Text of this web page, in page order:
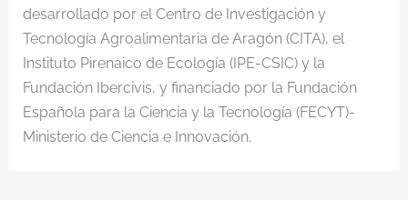
desarrollado por el Centro de Investigación y
Tecnología Agroalimentaria de Aragón (CITA), el
Instituto Pirenaico de Ecología (IPE-CSIC) y la
Fundación Ibercivis, y financiado por la Fundación
Española para la Ciencia y la Tecnología (FECYT)-
Ministerio de Ciencia e Innovación.